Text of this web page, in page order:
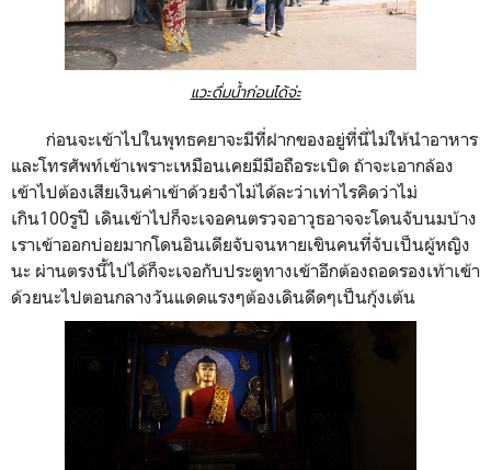
แวะดื่มน้ำก่อนได้จ่ะ
ก่อนจะเข้าไปในพุทธคยาจะมีที่ฝากของอยู่ที่นี่ไม่ให้นำอาหาร
และโทรศัพท์เข้าเพราะเหมือนเคยมีมือถือระเบิด ถ้าจะเอากล้อง
เข้าไปต้องเสียเงินค่าเข้าด้วยจำไม่ได้ละว่าเท่าไรคิดว่าไม่
เกิน100รูปี เดินเข้าไปก็จะเจอคนตรวจอาวุธอาจจะโดนจับนมบ้าง
เราเข้าออกบ่อยมากโดนอินเดียจับจนหายเขินคนที่จับเป็นผู้หญิง
นะ ผ่านตรงนี้ไปได้ก็จะเจอกับประตูทางเข้าอีกต้องถอดรองเท้าเข้า
ด้วยนะไปตอนกลางวันแดดแรงๆต้องเดินดีดๆเป็นกุ้งเต้น